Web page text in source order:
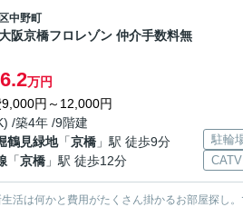
中野町
阪京橋フロレゾン 仲介手数料無
6.2万円
円～12,000円
/築4年 /9階建
鶴見緑地「京橋 」駅 徒歩9分
「京橋 」駅 徒歩12分
駐輪
CATV
活は何かと費用がたくさん掛かるお部屋探し